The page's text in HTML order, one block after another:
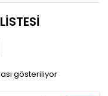
gösteriliyor